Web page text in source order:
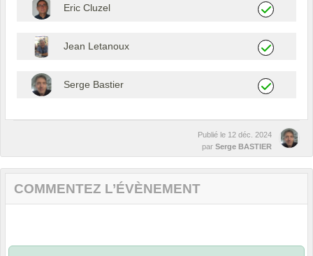
Eric Cluzel
Jean Letanoux
Serge Bastier
Publié le 12 déc. 2024
par Serge BASTIER
COMMENTEZ L’ÉVÈNEMENT